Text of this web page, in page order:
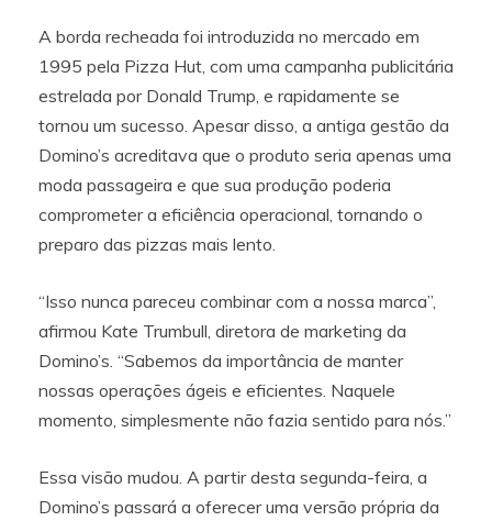
A borda recheada foi introduzida no mercado em
1995 pela Pizza Hut, com uma campanha publicitária
estrelada por Donald Trump, e rapidamente se
tornou um sucesso. Apesar disso, a antiga gestão da
Domino’s acreditava que o produto seria apenas uma
moda passageira e que sua produção poderia
comprometer a eficiência operacional, tornando o
preparo das pizzas mais lento.
“Isso nunca pareceu combinar com a nossa marca”,
afirmou Kate Trumbull, diretora de marketing da
Domino’s. “Sabemos da importância de manter
nossas operações ágeis e eficientes. Naquele
momento, simplesmente não fazia sentido para nós.”
Essa visão mudou. A partir desta segunda-feira, a
Domino’s passará a oferecer uma versão própria da